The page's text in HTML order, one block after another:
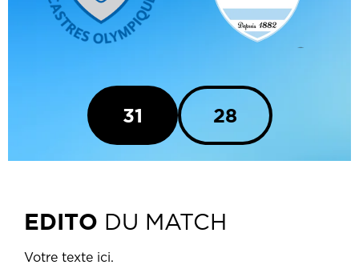
31 28
EDITO DU MATCH
Votre texte ici.